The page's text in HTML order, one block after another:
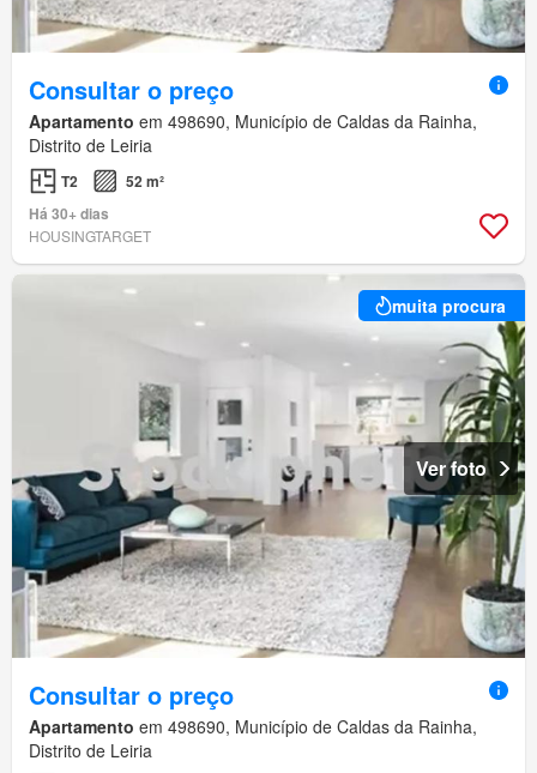
Consultar o preço
Apartamento em 498690, Município de Caldas da Rainha,
Distrito de Leiria
T2
52 m²
Há 30+ dias
HOUSINGTARGET
muita procura
Ver foto
Consultar o preço
Apartamento em 498690, Município de Caldas da Rainha,
Distrito de Leiria